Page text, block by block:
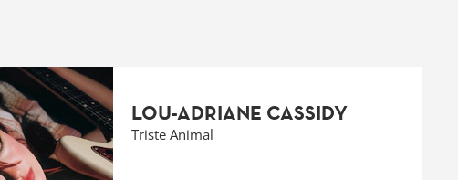
LOU-ADRIANE CASSIDY
Triste Animal